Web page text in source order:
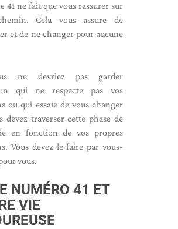
41 ne fait que vous rassurer sur
Cela vous assure de
et de ne changer pour aucune
ne devriez pas garder
qui ne respecte pas vos
ou qui essaie de vous changer
devez traverser cette phase de
en fonction de vos propres
Vous devez le faire par vous-
vous.
NUMÉRO 41 ET
VIE